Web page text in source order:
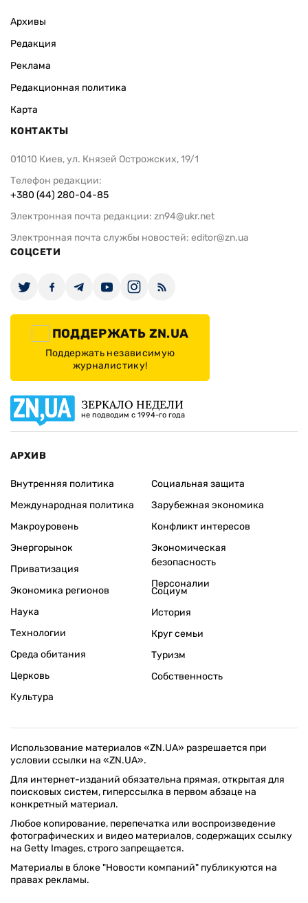
Архивы
Редакция
Реклама
Редакционная политика
Карта
КОНТАКТЫ
01010 Киев, ул. Князей Острожских, 19/1
Телефон редакции:
+380 (44) 280-04-85
Электронная почта редакции: zn94@ukr.net
Электронная почта службы новостей: editor@zn.ua
СОЦСЕТИ
ПОДДЕРЖАТЬ ZN.UA
Поддержать независимую
журналистику!
ЗЕРКАЛО НЕДЕЛИ
не подводим с 1994-го года
АРХИВ
Внутренняя политика
Международная политика
Макроуровень
Энергорынок
Приватизация
Экономика регионов
Социальная защита
Зарубежная экономика
Конфликт интересов
Экономическая
безопасность
Персоналии
Наука
Технологии
Среда обитания
Церковь
Культура
Социум
История
Круг семьи
Туризм
Собственность
Использование материалов «ZN.UA» разрешается при
условии ссылки на «ZN.UA».
Для интернет-изданий обязательна прямая, открытая для
поисковых систем, гиперссылка в первом абзаце на
конкретный материал.
Любое копирование, перепечатка или воспроизведение
фотографических и видео материалов, содержащих ссылку
на Getty Images, строго запрещается.
Материалы в блоке "Новости компаний" публикуются на
правах рекламы.